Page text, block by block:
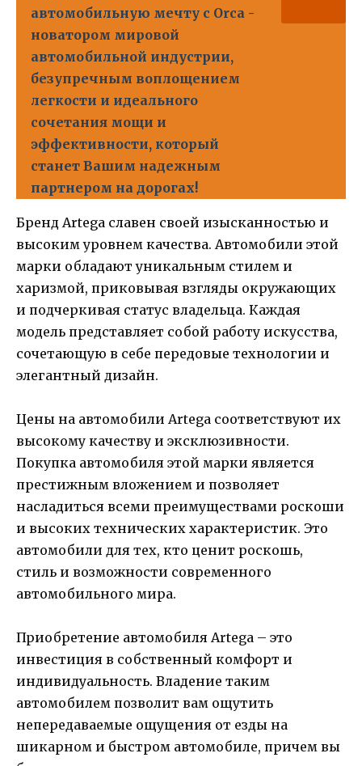
автомобильную мечту с Orca -
новатором мировой
автомобильной индустрии,
безупречным воплощением
легкости и идеального
сочетания мощи и
эффективности, который
станет Вашим надежным
партнером на дорогах!
Бренд Artega славен своей изысканностью и
высоким уровнем качества. Автомобили этой
марки обладают уникальным стилем и
харизмой, приковывая взгляды окружающих
и подчеркивая статус владельца. Каждая
модель представляет собой работу искусства,
сочетающую в себе передовые технологии и
элегантный дизайн.
Цены на автомобили Artega соответствуют их
высокому качеству и эксклюзивности.
Покупка автомобиля этой марки является
престижным вложением и позволяет
насладиться всеми преимуществами роскоши
и высоких технических характеристик. Это
автомобили для тех, кто ценит роскошь,
стиль и возможности современного
автомобильного мира.
Приобретение автомобиля Artega – это
инвестиция в собственный комфорт и
индивидуальность. Владение таким
автомобилем позволит вам ощутить
непередаваемые ощущения от езды на
шикарном и быстром автомобиле, причем вы